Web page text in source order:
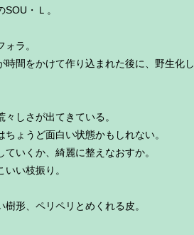
・Ｌ。
ラ。
時間をかけて作り込まれた後に、野生化し
しさが出てきている。
ょうど面白い状態かもしれない。
いくか、綺麗に整えなおすか。
い枝振り。
形、ペリペリとめくれる皮。